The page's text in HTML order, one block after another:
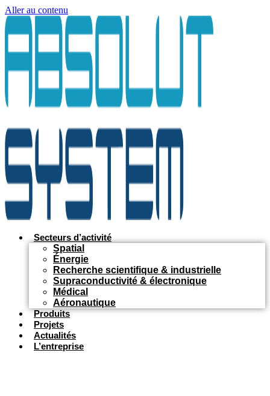
Aller au contenu
Secteurs d’activité
Spatial
Énergie
Recherche scientifique & industrielle
Supraconductivité & électronique
Médical
Aéronautique
Produits
Projets
Actualités
L’entreprise